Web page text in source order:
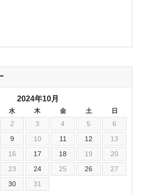
2024年10月
水 木 金 土 日
2 3 4 5
6
9 10 11 12
13
16 17 18 19
20
23 24 25 26
27
30 31